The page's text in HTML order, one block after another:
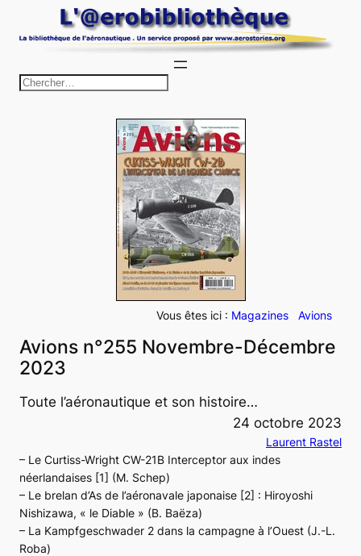
au
c
h
e
r
c
h
e
r
Vous êtes ici : Magazines Avions
Avions n°255 Novembre-Décembre
2023
Toute l’aéronautique et son histoire…
24 octobre 2023
Laurent Rastel
– Le Curtiss-Wright CW-21B Interceptor aux indes
néerlandaises [1] (M. Schep)
– Le brelan d’As de l’aéronavale japonaise [2] : Hiroyoshi
Nishizawa, « le Diable » (B. Baëza)
– La Kampfgeschwader 2 dans la campagne à l’Ouest (J.-L.
Roba)